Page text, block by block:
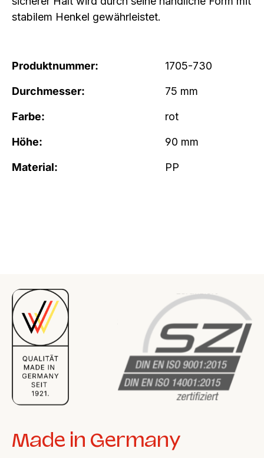
stabilem Henkel gewährleistet.
Produktnummer: 1705-730
Durchmesser: 75 mm
Farbe: rot
Höhe: 90 mm
Material: PP
Made in Germany